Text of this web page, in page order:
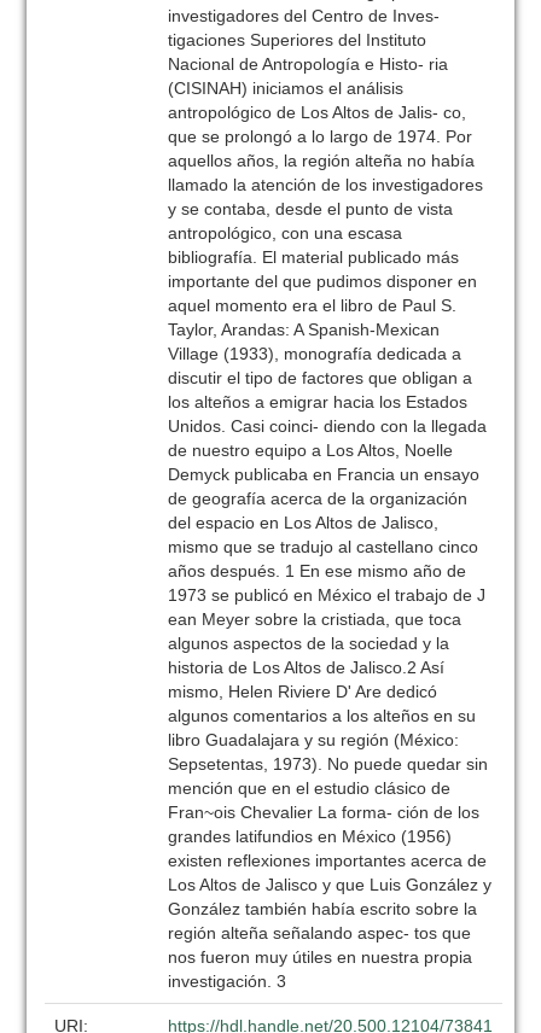
investigadores del Centro de Inves-
tigaciones Superiores del Instituto
Nacional de Antropología e Histo- ria
(CISINAH) iniciamos el análisis
antropológico de Los Altos de Jalis- co,
que se prolongó a lo largo de 1974. Por
aquellos años, la región alteña no había
llamado la atención de los investigadores
y se contaba, desde el punto de vista
antropológico, con una escasa
bibliografía. El material publicado más
importante del que pudimos disponer en
aquel momento era el libro de Paul S.
Taylor, Arandas: A Spanish-Mexican
Village (1933), monografía dedicada a
discutir el tipo de factores que obligan a
los alteños a emigrar hacia los Estados
Unidos. Casi coinci- diendo con la llegada
de nuestro equipo a Los Altos, Noelle
Demyck publicaba en Francia un ensayo
de geografía acerca de la organización
del espacio en Los Altos de Jalisco,
mismo que se tradujo al castellano cinco
años después. 1 En ese mismo año de
1973 se publicó en México el trabajo de J
ean Meyer sobre la cristiada, que toca
algunos aspectos de la sociedad y la
historia de Los Altos de Jalisco.2 Así
mismo, Helen Riviere D' Are dedicó
algunos comentarios a los alteños en su
libro Guadalajara y su región (México:
Sepsetentas, 1973). No puede quedar sin
mención que en el estudio clásico de
Fran~ois Chevalier La forma- ción de los
grandes latifundios en México (1956)
existen reflexiones importantes acerca de
Los Altos de Jalisco y que Luis González y
González también había escrito sobre la
región alteña señalando aspec- tos que
nos fueron muy útiles en nuestra propia
investigación. 3
URI: https://hdl.handle.net/20.500.12104/73841